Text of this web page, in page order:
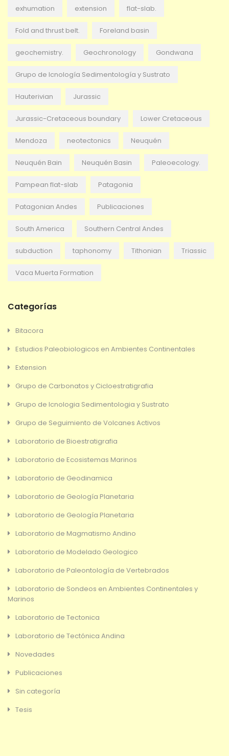
exhumation extension flat-slab.
Fold and thrust belt. Foreland basin
geochemistry. Geochronology Gondwana
Grupo de Icnología Sedimentología y Sustrato
Hauterivian Jurassic
Jurassic-Cretaceous boundary Lower Cretaceous
Mendoza neotectonics Neuquén
Neuquén Bain Neuquén Basin Paleoecology.
Pampean flat-slab Patagonia
Patagonian Andes Publicaciones
South America Southern Central Andes
subduction taphonomy Tithonian Triassic
Vaca Muerta Formation
Categorías
Bitacora
Estudios Paleobiologicos en Ambientes Continentales
Extension
Grupo de Carbonatos y Cicloestratigrafia
Grupo de Icnologia Sedimentologia y Sustrato
Grupo de Seguimiento de Volcanes Activos
Laboratorio de Bioestratigrafia
Laboratorio de Ecosistemas Marinos
Laboratorio de Geodinamica
Laboratorio de Geología Planetaria
Laboratorio de Geología Planetaria
Laboratorio de Magmatismo Andino
Laboratorio de Modelado Geologico
Laboratorio de Paleontología de Vertebrados
Laboratorio de Sondeos en Ambientes Continentales y
Marinos
Laboratorio de Tectonica
Laboratorio de Tectónica Andina
Novedades
Publicaciones
Sin categoría
Tesis